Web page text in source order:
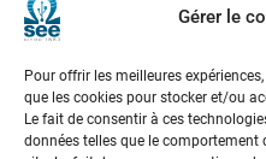
Gérer le
Pour offrir les meilleures
que les cookies pour stocker et/ou
Le fait de consentir à ces
données telles que le comportement
Métro : « Boissière » Ligne 6
Téléphone : (+33) 1 56 90 37
N° de SIREN : 785 393 232,